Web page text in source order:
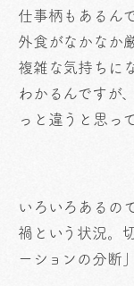
仕事柄もあるん
外食がなかなか
複雑な気持ちに
わかるんですが
っと違うと思っ
いろいろあるの
禍という状況。
ーションの分断